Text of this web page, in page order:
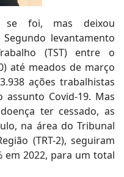
se foi, mas deixou
levantamento
(TST) entre o
até meados de março
ações trabalhistas
Covid-19. Mas
ter cessado, as
na área do Tribunal
(TRT-2), seguiram
em 2022, para um total